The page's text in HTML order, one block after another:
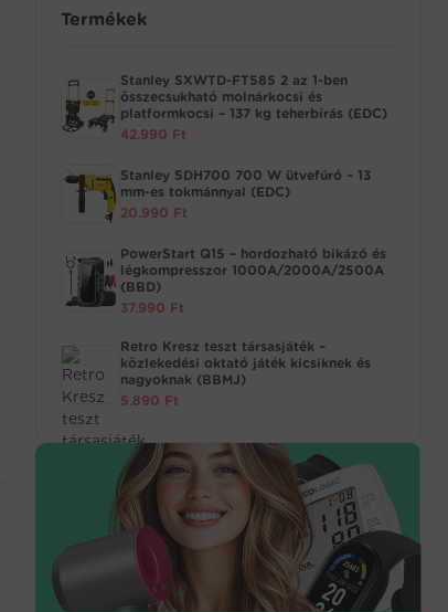
Termékek
Stanley SXWTD-FT585 2 az 1-ben
összecsukható molnárkocsi és
platformkocsi – 137 kg teherbírás (EDC)
42.990 Ft
Stanley SDH700 700 W ütvefúró – 13
mm-es tokmánnyal (EDC)
20.990 Ft
PowerStart Q15 – hordozható bikázó és
légkompresszor 1000A/2000A/2500A
(BBD)
37.990 Ft
Retro Kresz teszt társasjáték –
közlekedési oktató játék kicsiknek és
nagyoknak (BBMJ)
5.890 Ft